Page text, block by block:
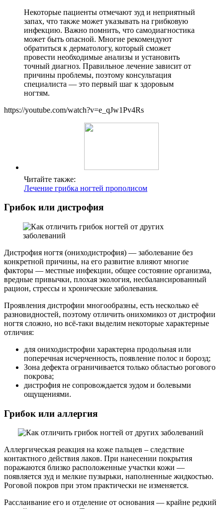
Некоторые пациенты отмечают зуд и неприятный
запах, что также может указывать на грибковую
инфекцию. Важно помнить, что самодиагностика
может быть опасной. Многие рекомендуют
обратиться к дерматологу, который сможет
провести необходимые анализы и установить
точный диагноз. Правильное лечение зависит от
причины проблемы, поэтому консультация
специалиста — это первый шаг к здоровым
ногтям.
https://youtube.com/watch?v=e_qJw1Pv4Rs
Читайте также:
Лечение грибка ногтей прополисом
Грибок или дистрофия
Дистрофия ногтя (ониходистрофия) — заболевание без
конкретной причины, на его развитие влияют многие
факторы — местные инфекции, общее состояние организма,
вредные привычки, плохая экология, несбалансированный
рацион, стрессы и хронические заболевания.
Проявления дистрофии многообразны, есть несколько её
разновидностей, поэтому отличить онихомикоз от дистрофии
ногтя сложно, но всё-таки выделим некоторые характерные
отличия:
для ониходистрофии характерна продольная или
поперечная исчерченность, появление полос и борозд;
Зона дефекта ограничивается только областью рогового
покрова;
дистрофия не сопровождается зудом и болевыми
ощущениями.
Грибок или аллергия
Аллергическая реакция на коже пальцев – следствие
контактного действия лаков. При нанесении покрытия
поражаются близко расположенные участки кожи —
появляется зуд и мелкие пузырьки, наполненные жидкостью.
Роговой покров при этом практически не изменяется.
Расслаивание его и отделение от основания — крайне редкий